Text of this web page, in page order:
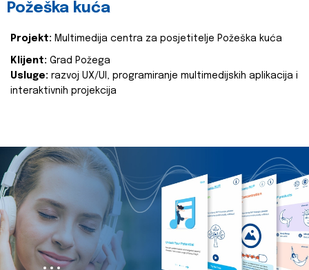
Požeška kuća
Projekt: Multimedija centra za posjetitelje Požeška kuća
Klijent: Grad Požega
Usluge: razvoj UX/UI, programiranje multimedijskih aplikacija i
interaktivnih projekcija